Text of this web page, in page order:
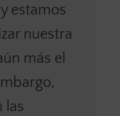
estamos
nuestra
más el
las